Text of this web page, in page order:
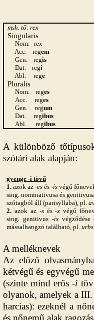
msh. tő: rex
Singularis
Nom.
rex
Acc.
regem
Gen.
regis
Dat.
regi
Abl.
rege
Pluralis
Nom. reges
Acc.
reges
Gen.
regum
Dat.
regibus
Abl.
regibus
A különböző
szótári alak alapján:
gyenge -i tövű
1.azok az -esés -isvégű
sing. nominativusa és
szótagból áll (parisyllaba), pl.
2.azok az -sés -x végű
sing. genitivus -isvégződése
mássalhangzó található, pl.
A melléknevek
Az előző
kétvégű és egyvégű
(szinte mind erős -i
olyanok, amelyek a
harcias): ezeknél a
és nőnemű alak